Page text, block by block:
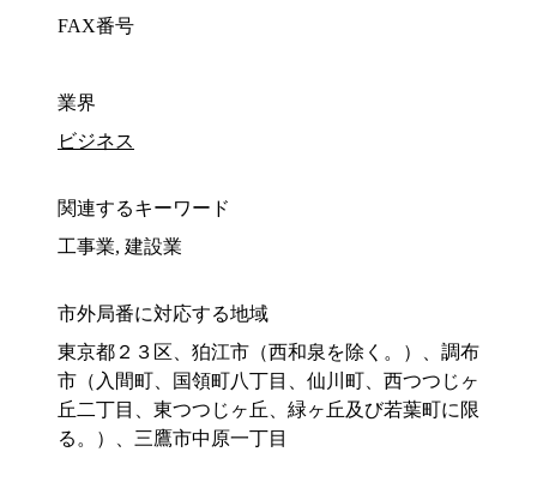
FAX番号
業界
ビジネス
関連するキーワード
工事業, 建設業
市外局番に対応する地域
東京都２３区、狛江市（西和泉を除く。）、調布
市（入間町、国領町八丁目、仙川町、西つつじヶ
丘二丁目、東つつじヶ丘、緑ヶ丘及び若葉町に限
る。）、三鷹市中原一丁目